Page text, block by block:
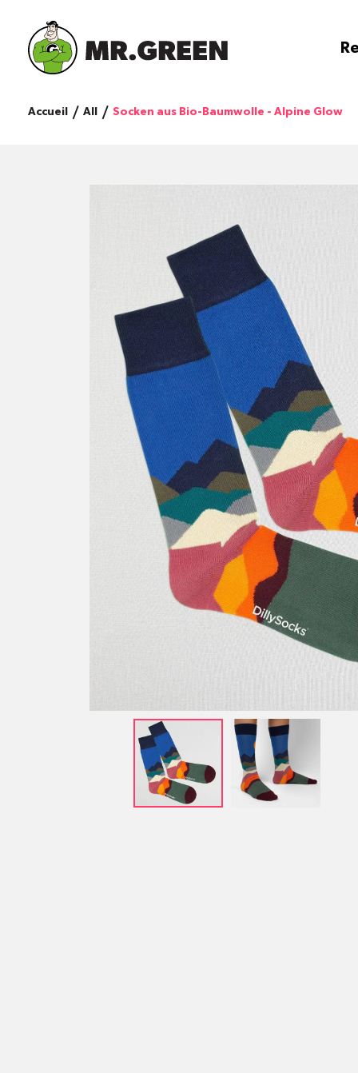
Accueil All Socken aus Bio-Baumwolle - Alpine Glow